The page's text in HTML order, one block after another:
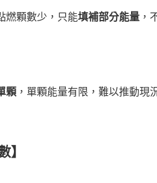
燃顆數少，只能填補部分能量 ，
顆 ，單顆能量有限，難以推動現
】